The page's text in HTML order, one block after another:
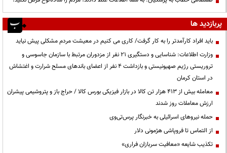
پربازدید ها
باید افراد کارآمدتر را به کار گرفت/ کاری می کنیم در معیشت مردم مشکلی پیش نیاید
وزارت اطلاعات: شناسایی و دستگیری ۲۱ نفر از مزدوران مرتبط با سازمان جاسوسی و
تروریستی رژیم صهیونیستی و بازداشت ۴ نفر از اعضای باندهای مسلح شرارت و اغتشاش
در استان کرمان
معامله بیش از ۴۱۳ هزار تن کالا در بازار فیزیکی بورس کالا / حراج باز و پتروشیمی پیشران
ارزش معاملات روز شدند
حمله نیروهای اسرائیلی به خبرنگار پرس‌تی‌وی
از التماس تا فروپاشی هژمونی دلار
تکذیب شایعه «معافیت سربازان فراری»